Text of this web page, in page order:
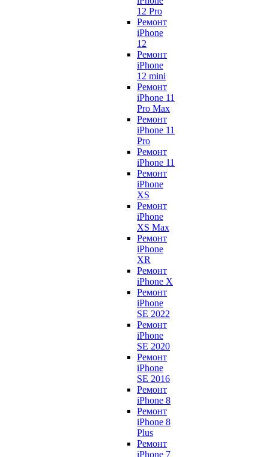
12 Pro
Ремонт
iPhone
12
Ремонт
iPhone
12 mini
Ремонт
iPhone 11
Pro Max
Ремонт
iPhone 11
Pro
Ремонт
iPhone 11
Ремонт
iPhone
XS
Ремонт
iPhone
XS Max
Ремонт
iPhone
XR
Ремонт
iPhone X
Ремонт
iPhone
SE 2022
Ремонт
iPhone
SE 2020
Ремонт
iPhone
SE 2016
Ремонт
iPhone 8
Ремонт
iPhone 8
Plus
Ремонт
iPhone 7